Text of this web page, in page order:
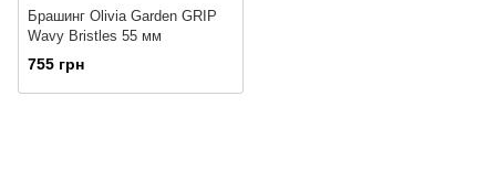
Брашинг Olivia Garden GRIP
Wavy Bristles 55 мм
755 грн